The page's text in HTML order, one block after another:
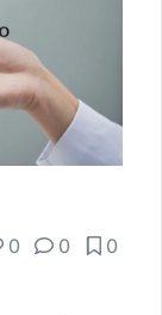
0 0 0